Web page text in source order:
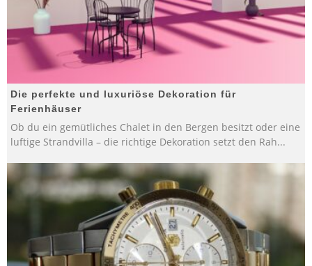
Die perfekte und luxuriöse Dekoration für
Ferienhäuser
Ob du ein gemütliches Chalet in den Bergen besitzt oder eine
luftige Strandvilla – die richtige Dekoration setzt den Rah...